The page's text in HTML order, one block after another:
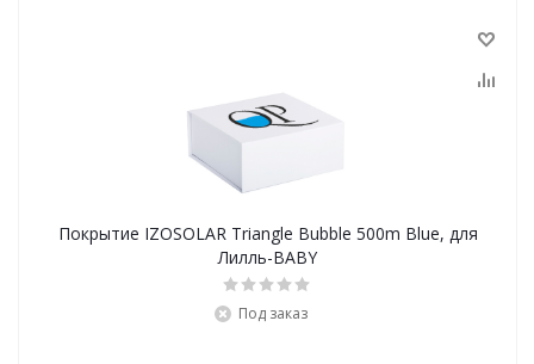
Покрытие IZOSOLAR Triangle Bubble 500m Blue, для
Лилль-BABY
Под заказ